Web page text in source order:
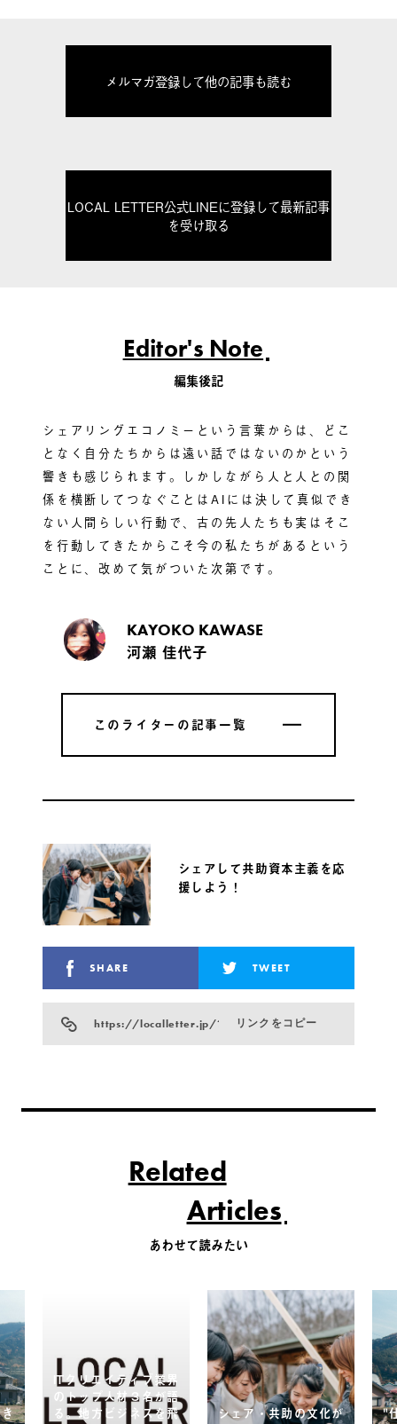
メルマガ登録して他の記事も読む
LOCAL LETTER公式LINEに登録して最新記事
を受け取る
Editor's Note
編集後記
シェアリングエコノミーという言葉からは、どこ
となく自分たちからは遠い話ではないのかという
響きも感じられます。しかしながら人と人との関
係を横断してつなぐことはAIには決して真似でき
ない人間らしい行動で、古の先人たちも実はそこ
を行動してきたからこそ今の私たちがあるという
ことに、改めて気がついた次第です。
KAYOKO KAWASE
河瀬 佳代子
このライターの記事一覧
このライターの記事一覧
シェアして共助資本主義を応
援しよう！
SHARE TWEET
https://localletter.jp/?p=24783リンクをコピー
Related
Articles
あわせて読みたい
ITクリエイティブ業界
のトップ人材３名が語
る。地方ビジネスを飛
シェア・共助の文化が
"